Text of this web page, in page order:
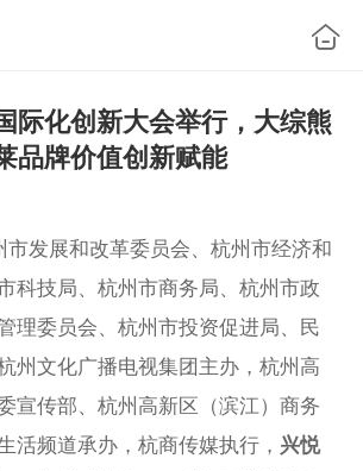
际化创新大会举行，大综熊
品牌价值创新赋能
市发展和改革委员会、杭州市经济和
科技局、杭州市商务局、杭州市政
理委员会、杭州市投资促进局、民
州文化广播电视集团主办，杭州高
宣传部、杭州高新区（滨江）商务
活频道承办，杭商传媒执行， 兴悦